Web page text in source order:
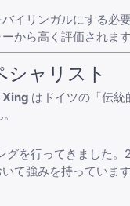
イリンガルにする
から高く評価されま
シャリスト
Xing はドイツの「伝
グを行ってきました
て強みを持っていま